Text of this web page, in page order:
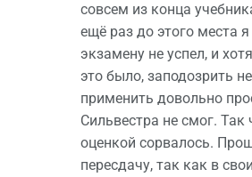
совсем из конца
ещё раз до этого места
экзамену не успел, и
это было, заподозрить
применить довольно
Сильвестра не смог. Так
оценкой сорвалось.
пересдачу, так как в